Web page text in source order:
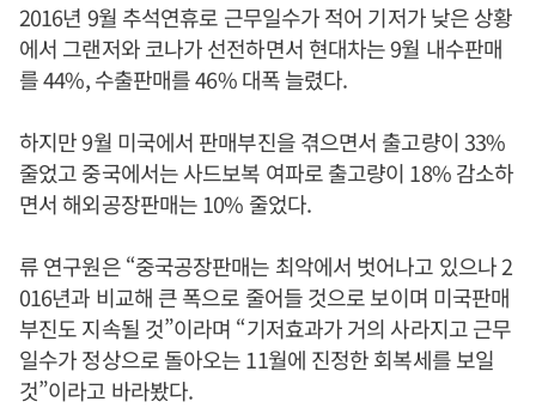
2016년 9월 추석연휴로 근무일수가 적어 기저가 낮은 상황
에서 그랜저와 코나가 선전하면서 현대차는 9월 내수판매
를 44%, 수출판매를 46% 대폭 늘렸다.
하지만 9월 미국에서 판매부진을 겪으면서 출고량이 33%
줄었고 중국에서는 사드보복 여파로 출고량이 18% 감소하
면서 해외공장판매는 10% 줄었다.
류 연구원은 “중국공장판매는 최악에서 벗어나고 있으나 2
016년과 비교해 큰 폭으로 줄어들 것으로 보이며 미국판매
부진도 지속될 것”이라며 “기저효과가 거의 사라지고 근무
일수가 정상으로 돌아오는 11월에 진정한 회복세를 보일
것”이라고 바라봤다.